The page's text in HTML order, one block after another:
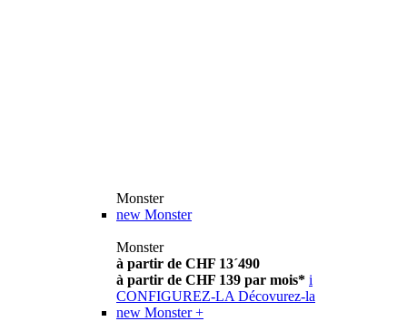
Monster
new Monster
Monster
à partir de CHF 13´490
à partir de CHF 139 par mois* i
CONFIGUREZ-LA Décovurez-la
new Monster +